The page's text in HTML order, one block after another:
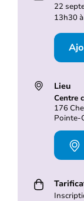
22
13h30
Lieu
Centre
176
Pointe-